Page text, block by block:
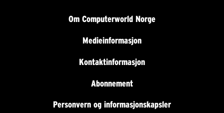
Om Computerworld Norge
Medieinformasjon
Kontaktinformasjon
Abonnement
Personvern og informasjonskapsler